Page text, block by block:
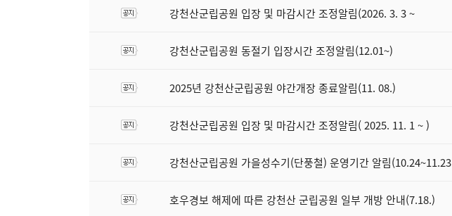
강천산군립공원 입장 및 마감시간 조정알림(2026. 3. 3 ~
강천산군립공원 동절기 입장시간 조정알림(12.01~)
2025년 강천산군립공원 야간개장 종료알림(11. 08.)
강천산군립공원 입장 및 마감시간 조정알림( 2025. 11. 1 ~ )
강천산군립공원 가을성수기(단풍철) 운영기간 알림(10.24~11.23
호우경보 해제에 따른 강천산 군립공원 일부 개방 안내(7.18.)